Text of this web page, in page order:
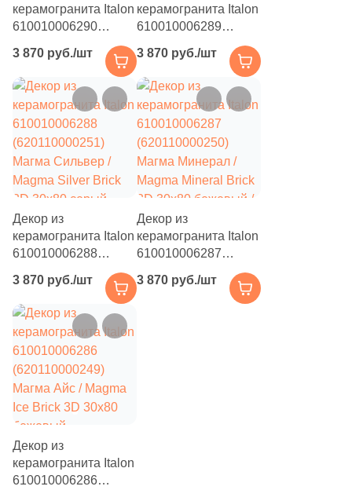
Prissmacer (8)
Ribesalbes Ceramica ( 25)
Rocersa (28)
Rovese Rus (5)
Royal (4
STN Ceramica (11
Sadon (8)
Saloni ( 8)
Sanchis ( 2 )
Serenissima Cir (
Siena Granito (8)
Smile Tile (4)
керамогранита Italon
610010006290
Магма Графит /
Magma Graphite Brick
3D 30x80 графит
натуральный / 3D/
объемный под
камень
3 870 руб./шт
керамогранита Italon
610010006289
Магма Фог / Magma
Fog Brick 3D 30x80
серый натуральный /
3D/объемный под
камень
3 870 руб./шт
Декор из
керамогранита Italon
610010006288
Магма Сильвер /
Magma Silver Brick
3D 30x80 серый
натуральный / 3D/
объемный под
камень
3 870 руб./шт
Декор из
керамогранита Italon
610010006287
Магма Минерал /
Magma Mineral Brick
3 870 руб./шт
Декор из
керамогранита Italon
610010006286